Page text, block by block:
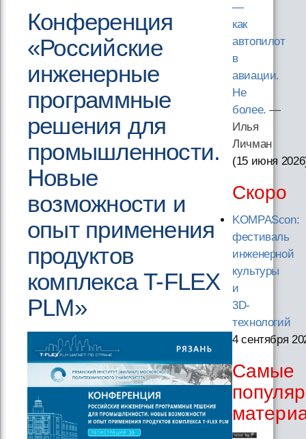
Конференция
«Российские
инженерные
программные
решения для
промышленности.
Новые
возможности и
опыт применения
продуктов
комплекса T-FLEX
PLM»
—
как
автопилот
в
авиации.
Не
более. —
Илья
Личман
(15 июня 2026
Скоро
KOMPAScon:
фестиваль
инженерной
культуры
и
3D-
технологий
4 сентября
Самые